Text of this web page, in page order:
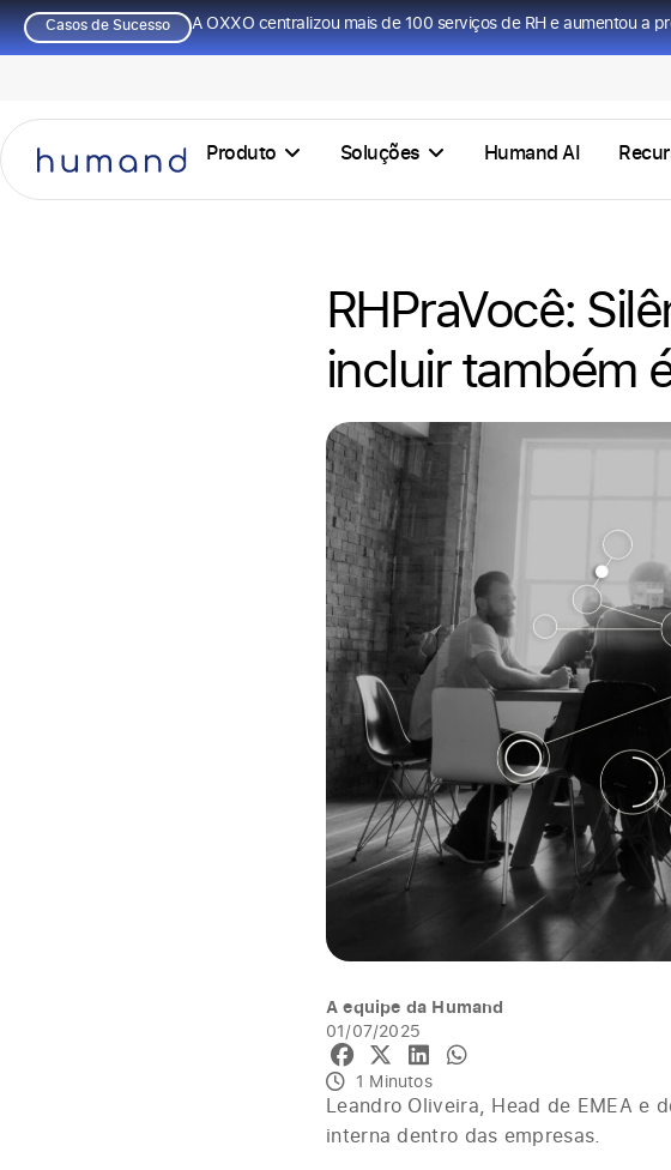
Casos de Sucesso A OXXO centralizou mais de 100 serviços de RH e aumentou a
Produto Soluções Humand AI
RHPraVocê:
incluir também
A equipe da Humand
01/07/2025
1 Minutos
Leandro Oliveira, Head de EMEA e
interna dentro das empresas.